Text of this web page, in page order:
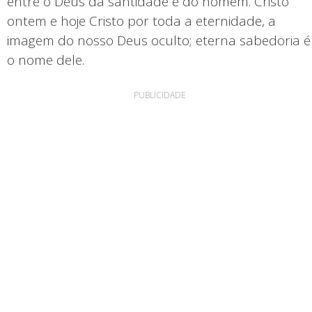
ontem e hoje Cristo por toda a eternidade, a
imagem do nosso Deus oculto; eterna sabedoria é
o nome dele.
PUBLICIDADE